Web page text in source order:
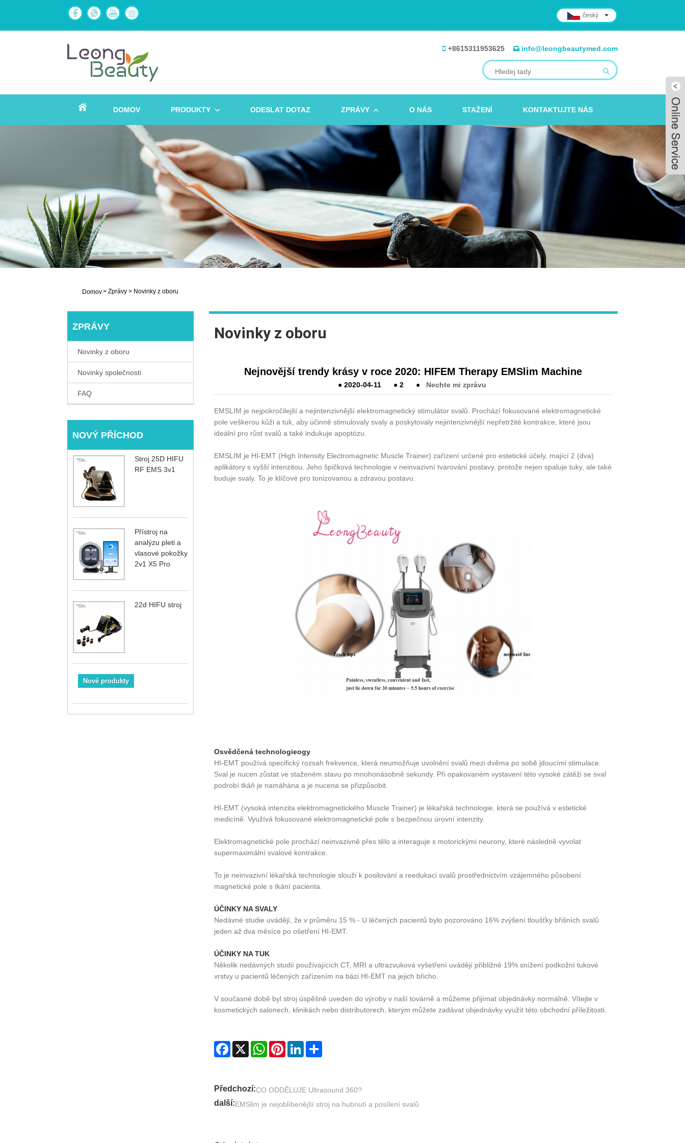
+8615311953625 info@leongbeautymed.com
český
DOMOV PRODUKTY ODESLAT DOTAZ ZPRÁVY O NÁS STAŽENÍ KONTAKTUJTE NÁS
Domov> Zprávy > Novinky z oboru
ZPRÁVY
Novinky z oboru
Novinky společnosti
FAQ
NOVÝ PŘÍCHOD
Stroj 25D HIFU
RF EMS 3v1
Přístroj na
analýzu pleti a
vlasové pokožky
2v1 X5 Pro
22d HIFU stroj
Nové produkty
Novinky z oboru
Nejnovější trendy krásy v roce 2020: HIFEM Therapy EMSlim Machine
●2020-04-11 ●2 ● Nechte mi zprávu
EMSLIM je nejpokročilejší a nejintenzivnější elektromagnetický stimulátor svalů. Prochází fokusované elektromagnetické
pole veškerou kůži a tuk, aby účinně stimulovaly svaly a poskytovaly nejintenzivnější nepřetržité kontrakce, které jsou
ideální pro růst svalů a také indukuje apoptózu.
EMSLIM je HI-EMT (High Intensity Electromagnetic Muscle Trainer) zařízení určené pro estetické účely, mající 2 (dva)
aplikátory s vyšší intenzitou. Jeho špičková technologie v neinvazivní tvarování postavy, protože nejen spaluje tuky, ale také
buduje svaly. To je klíčové pro tonizovanou a zdravou postavu.
Osvědčená technologieogy
HI-EMT používá specifický rozsah frekvence, která neumožňuje uvolnění svalů mezi dvěma po sobě jdoucími stimulace.
Sval je nucen zůstat ve staženém stavu po mnohonásobně sekundy. Při opakovaném vystavení této vysoké zátěži se sval
podrobí tkáň je namáhána a je nucena se přizpůsobit.
HI-EMT (vysoká intenzita elektromagnetického Muscle Trainer) je lékařská technologie, která se používá v estetické
medicíně. Využívá fokusované elektromagnetické pole s bezpečnou úrovní intenzity.
Elektromagnetické pole prochází neinvazivně přes tělo a interaguje s motorickými neurony, které následně vyvolat
supermaximální svalové kontrakce.
To je neinvazivní lékařská technologie slouží k posilování a reedukaci svalů prostřednictvím vzájemného působení
magnetické pole s tkání pacienta.
ÚČINKY NA SVALY
Nedávné studie uvádějí, že v průměru 15 % - U léčených pacientů bylo pozorováno 16% zvýšení tloušťky břišních svalů
jeden až dva měsíce po ošetření HI-EMT.
ÚČINKY NA TUK
Několik nedávných studií používajících CT, MRI a ultrazvuková vyšetření uvádějí přibližně 19% snížení podkožní tukové
vrstvy u pacientů léčených zařízením na bázi HI-EMT na jejich břicho.
V současné době byl stroj úspěšně uveden do výroby v naší továrně a můžeme přijímat objednávky normálně. Vítejte v
kosmetických salonech, klinikách nebo distributorech, kterým můžete zadávat objednávky využít této obchodní příležitosti.
Facebook
X WhatsAppPinterestLinkedInShare
Předchozí:CO ODDĚLUJE Ultrasound 360?
další:EMSlim je nejoblíbenější stroj na hubnutí a posílení svalů